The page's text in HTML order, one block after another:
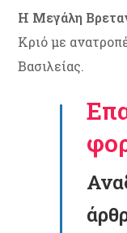
Η Μεγάλη
Κριό με
Βασιλείας.